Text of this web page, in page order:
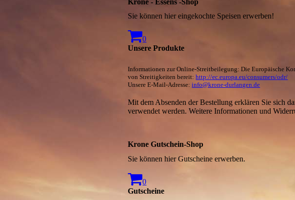
Krone - Essens -Shop
Sie können hier eingekochte Speisen erwerben!
0
Unsere Produkte
Informationen zur Online-Streitbeilegung: Die Europäische
von Streitigkeiten bereit:http://ec.europa.eu/consumers/odr/
Unsere E-Mail-Adresse:info@krone-durlangen.de
Mit dem Absenden der Bestellung erklären Sie sich
verwendet werden. Weitere Informationen und
Krone Gutschein-Shop
Sie können hier Gutscheine erwerben.
0
Gutscheine